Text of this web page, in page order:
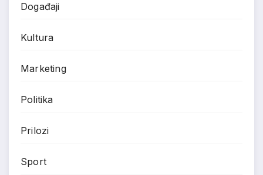
Događaji
Kultura
Marketing
Politika
Prilozi
Sport